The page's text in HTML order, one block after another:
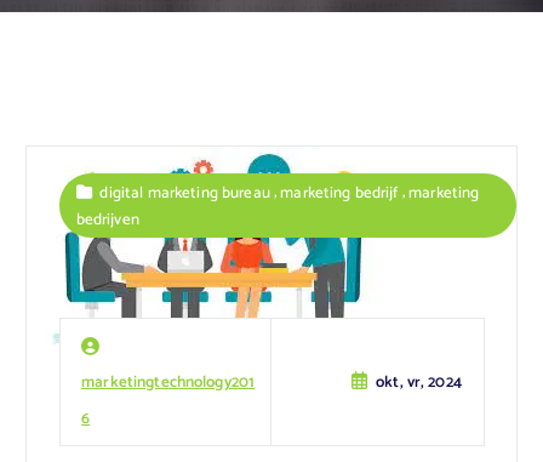
marketingtechnology201
6
okt, vr, 2024
digital marketing bureau,marketing bedrijf,marketing
bedrijven